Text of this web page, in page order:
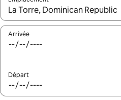
Quand les résultats sont affichés,
Arrivée
Départ